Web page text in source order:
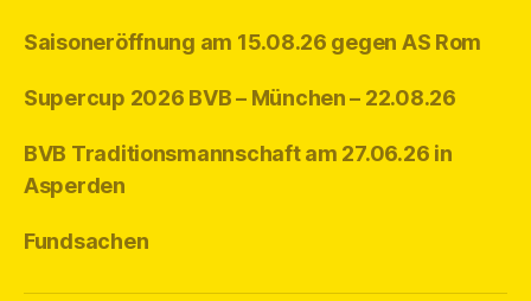
Saisoneröffnung am 15.08.26 gegen AS Rom
Supercup 2026 BVB – München – 22.08.26
BVB Traditionsmannschaft am 27.06.26 in
Asperden
Fundsachen